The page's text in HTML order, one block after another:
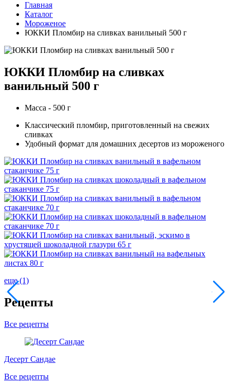
Главная
Каталог
Мороженое
ЮККИ Пломбир на сливках ванильный 500 г
ЮККИ Пломбир на сливках
ванильный 500 г
Масса - 500 г
Классический пломбир, приготовленный на свежих
сливках
Удобный формат для домашних десертов из мороженого
еще (1)
Рецепты
Все рецепты
Десерт Сандае
Все рецепты